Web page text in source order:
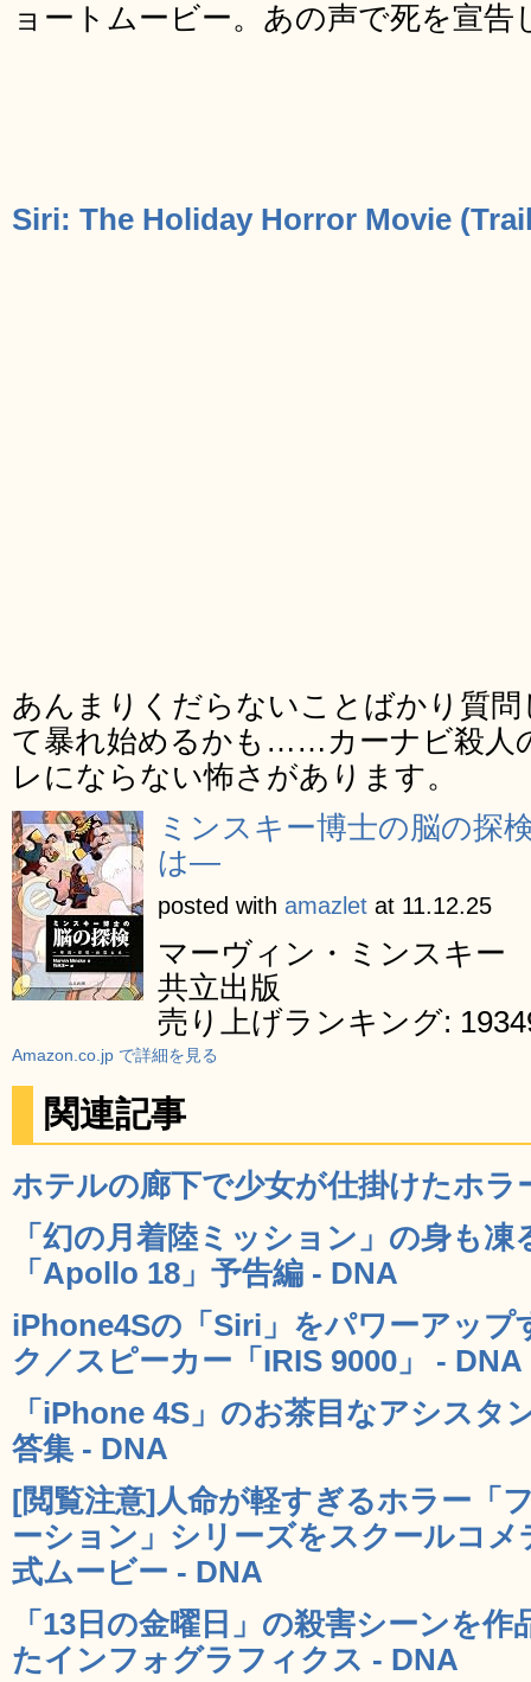
ョートムービー。あの声で死を宣告
Siri: The Holiday Horror Movie
あんまりくだらないことばかり質
て暴れ始めるかも……カーナビ殺人
レにならない怖さがあります。
ミンスキー博士の脳の探
は―
posted with amazlet at 11.12.25
マーヴィン・ミンスキー
共立出版
売り上げランキング:
Amazon.co.jp で詳細を見る
関連記事
ホテルの廊下で少女が仕掛けたホ
「幻の月着陸ミッション」の身も
「Apollo 18」予告編 - DNA
iPhone4Sの「Siri」をパワーアップ
ク／スピーカー「IRIS 9000」 - DNA
「iPhone 4S」のお茶目なアシスタ
答集 - DNA
[閲覧注意]人命が軽すぎるホラー「
ーション」シリーズをスクールコ
式ムービー - DNA
「13日の金曜日」の殺害シーンを
たインフォグラフィクス - DNA